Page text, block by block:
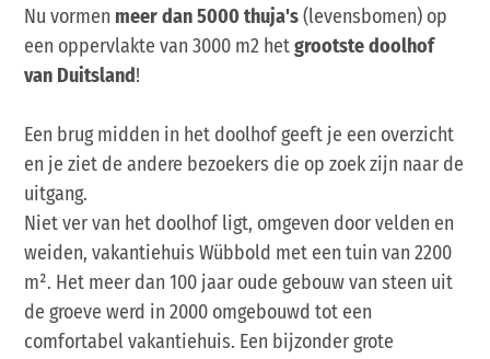
Nu vormen meer dan 5000thuja's(levensbomen) op
een oppervlakte van 3000 m2 hetgrootste doolhof
van Duitsland!
Een brug midden in het doolhof geeft je een overzicht
en je ziet de andere bezoekers die op zoek zijn naar de
uitgang.
Niet ver van het doolhof ligt, omgeven door velden en
weiden, vakantiehuis Wübbold met een tuin van 2200
m². Het meer dan 100 jaar oude gebouw van steen uit
de groeve werd in 2000 omgebouwd tot een
comfortabel vakantiehuis. Een bijzonder grote